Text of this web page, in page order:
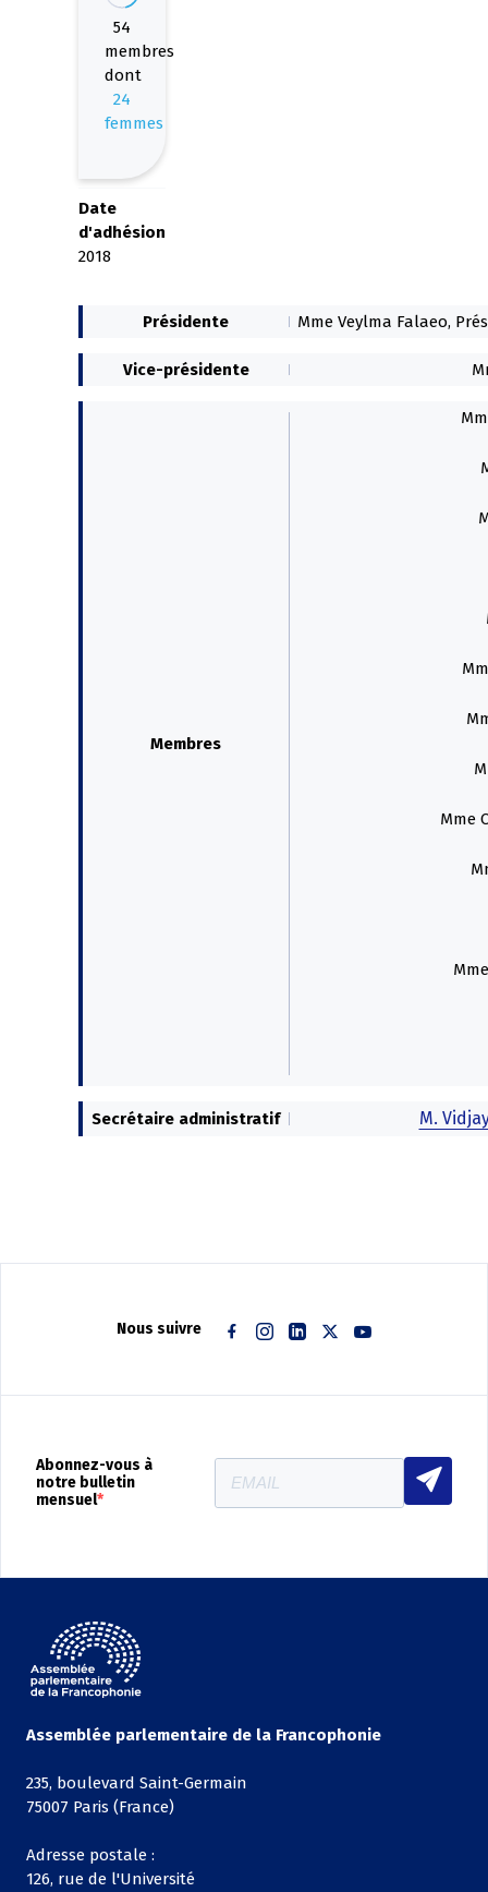
54
membres
dont
24
femmes
Date
d'adhésion
2018
Présidente Mme Veylma Falaeo,
Vice-présidente
Membres
Mme
Secrétaire administratif M.
Nous suivre
Abonnez-vous à
notre bulletin
mensuel
Assemblée parlementaire de la Francophonie
235, boulevard Saint-Germain
75007 Paris (France)
Adresse postale :
126, rue de l'Université